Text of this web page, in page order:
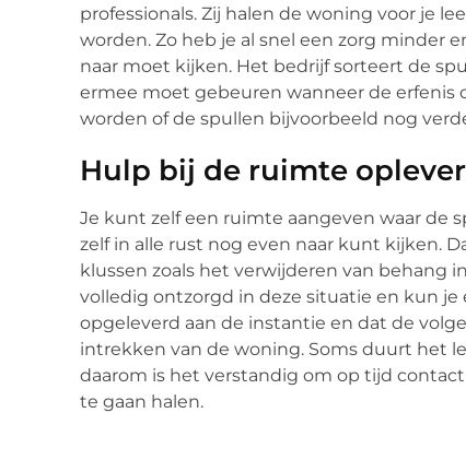
professionals. Zij halen de woning voor je
worden. Zo heb je al snel een zorg minder
naar moet kijken. Het bedrijf sorteert de
ermee moet gebeuren wanneer de erfenis
worden of de spullen bijvoorbeeld nog
Hulp bij de ruimte
Je kunt zelf een ruimte aangeven waar de
zelf in alle rust nog even naar kunt kijken.
klussen zoals het verwijderen van behang
volledig ontzorgd in deze situatie en kun
opgeleverd aan de instantie en dat de
intrekken van de woning. Soms duurt het
daarom is het verstandig om op tijd
te gaan halen.